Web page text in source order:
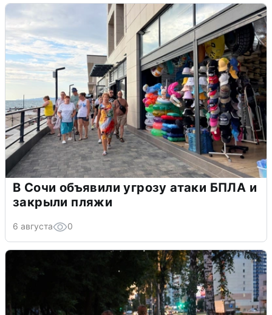
В Сочи объявили угрозу атаки БПЛА и
закрыли пляжи
6 августа 0